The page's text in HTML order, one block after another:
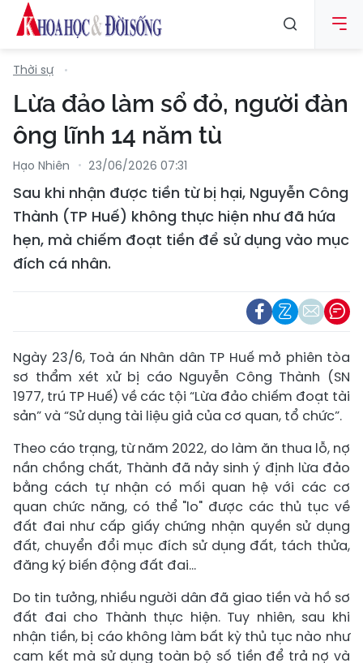
Thời sự
Lừa đảo làm sổ đỏ, người đàn
ông lĩnh 14 năm tù
Hạo Nhiên 23/06/2026 07:31
Sau khi nhận được tiền từ bị hại, Nguyễn Công
Thành (TP Huế) không thực hiện như đã hứa
hẹn, mà chiếm đoạt tiền để sử dụng vào mục
đích cá nhân.
Ngày 23/6, Toà án Nhân dân TP Huế mở phiên tòa
sơ thẩm xét xử bị cáo Nguyễn Công Thành (SN
1977, trú TP Huế) về các tội “Lừa đảo chiếm đoạt tài
sản” và “Sử dụng tài liệu giả của cơ quan, tổ chức”.
Theo cáo trạng, từ năm 2022, do làm ăn thua lỗ, nợ
nần chồng chất, Thành đã nảy sinh ý định lừa đảo
bằng cách tự nhận có mối quan hệ với các cơ
quan chức năng, có thể "lo" được các thủ tục về
đất đai như cấp giấy chứng nhận quyền sử dụng
đất, chuyển đổi mục đích sử dụng đất, tách thửa,
đăng ký biến động đất đai...
Do tin tưởng, nhiều người dân đã giao tiền và hồ sơ
đất đai cho Thành thực hiện. Tuy nhiên, sau khi
nhận tiền, bị cáo không làm bất kỳ thủ tục nào như
cam kết mà sử dụng toàn bộ số tiền để trả nợ và